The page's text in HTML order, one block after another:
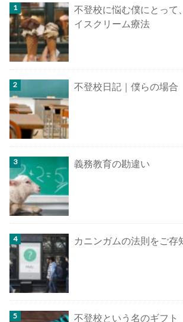
不登校に悩む僕にとって
イスクリーム療法
不登校日記｜僕らの場合
義務教育の勘違い
カニンガムの法則をご存
不登校という名のギフト